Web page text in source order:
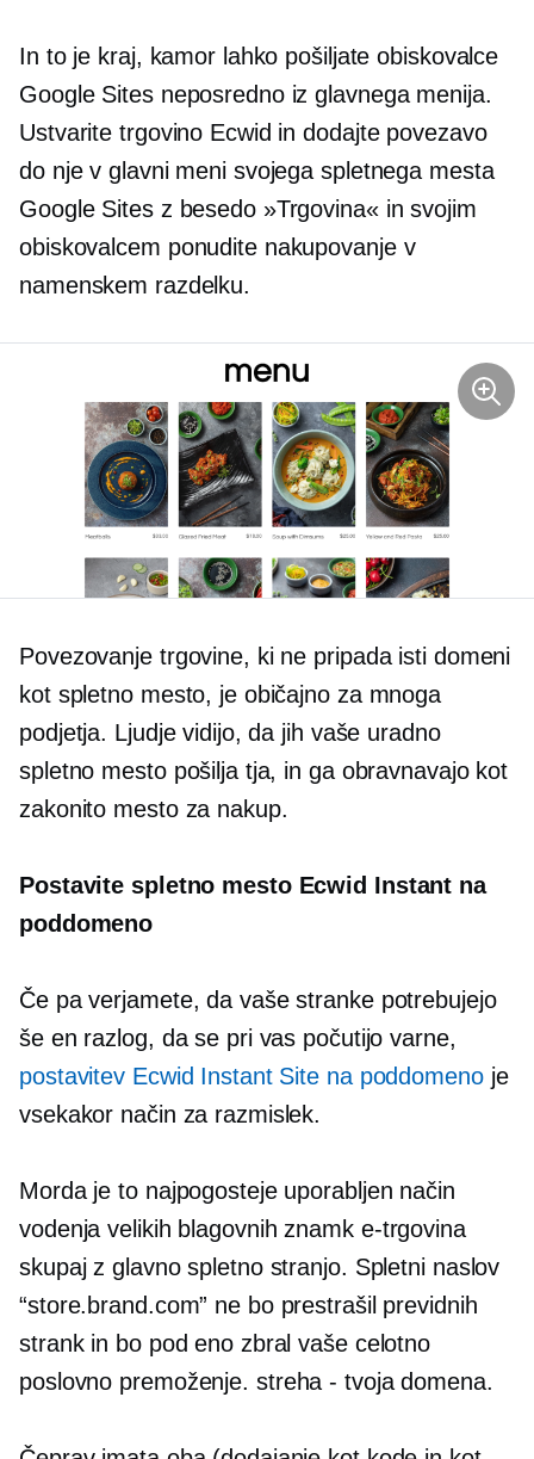
In to je kraj, kamor lahko pošiljate obiskovalce
Google Sites neposredno iz glavnega menija.
Ustvarite trgovino Ecwid in dodajte povezavo
do nje v glavni meni svojega spletnega mesta
Google Sites z besedo »Trgovina« in svojim
obiskovalcem ponudite nakupovanje v
namenskem razdelku.
Povezovanje trgovine, ki ne pripada isti domeni
kot spletno mesto, je običajno za mnoga
podjetja. Ljudje vidijo, da jih vaše uradno
spletno mesto pošilja tja, in ga obravnavajo kot
zakonito mesto za nakup.
Postavite spletno mesto Ecwid Instant na
poddomeno
Če pa verjamete, da vaše stranke potrebujejo
še en razlog, da se pri vas počutijo varne,
postavitev Ecwid Instant Site na poddomenoje
vsekakor način za razmislek.
Morda je to najpogosteje uporabljen način
vodenja velikih blagovnih znamk e-trgovina
skupaj z glavno spletno stranjo. Spletni naslov
“store.brand.com” ne bo prestrašil previdnih
strank in bo pod eno zbral vaše celotno
poslovno premoženje. streha - tvojadomena.